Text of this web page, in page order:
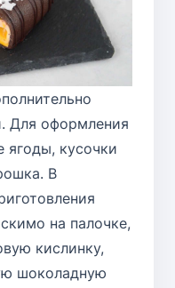
Для оформления
ягоды, кусочки
В
на палочке,
кислинку,
шоколадную